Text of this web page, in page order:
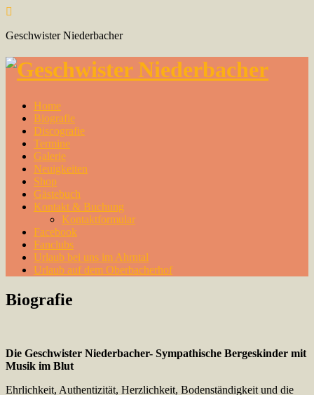
Geschwister Niederbacher
Home
Biografie
Discografie
Termine
Galerie
Neuigkeiten
Shop
Gästebuch
Kontakt & Buchung
Kontaktformular
Facebook
Fanclubs
Urlaub bei uns im Ahrntal
Urlaub auf dem Oberbacherhof
Biografie
Die Geschwister Niederbacher- Sympathische Bergeskinder mit
Musik im Blut
Ehrlichkeit, Authentizität, Herzlichkeit, Bodenständigkeit und die